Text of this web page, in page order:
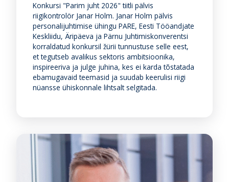
Konkursi "Parim juht 2026" tiitli pälvis
riigikontrolör Janar Holm. Janar Holm pälvis
personalijuhtimise ühingu PARE, Eesti Tööandjate
Keskliidu, Äripäeva ja Pärnu Juhtimiskonverentsi
korraldatud konkursil žürii tunnustuse selle eest,
et tegutseb avalikus sektoris ambitsioonika,
inspireeriva ja julge juhina, kes ei karda tõstatada
ebamugavaid teemasid ja suudab keerulisi riigi
nüansse ühiskonnale lihtsalt selgitada.